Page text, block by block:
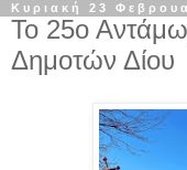
Κυριακή 23
Το 25ο
Δημοτών Δίου